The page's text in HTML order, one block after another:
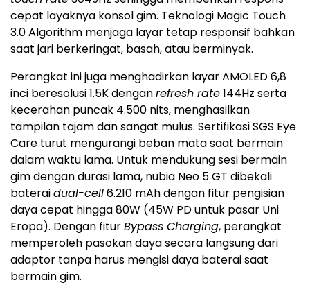
cepat layaknya konsol gim. Teknologi Magic Touch
3.0 Algorithm menjaga layar tetap responsif bahkan
saat jari berkeringat, basah, atau berminyak.
Perangkat ini juga menghadirkan layar AMOLED 6,8
inci beresolusi 1.5K denganrefresh rate144Hz serta
kecerahan puncak 4.500 nits, menghasilkan
tampilan tajam dan sangat mulus. Sertifikasi SGS Eye
Care turut mengurangi beban mata saat bermain
dalam waktu lama. Untuk mendukung sesi bermain
gim dengan durasi lama, nubia Neo 5 GT dibekali
bateraidual-cell6.210 mAh dengan fitur pengisian
daya cepat hingga 80W (45W PD untuk pasar Uni
Eropa). Dengan fiturBypass Charging, perangkat
memperoleh pasokan daya secara langsung dari
adaptor tanpa harus mengisi daya baterai saat
bermain gim.